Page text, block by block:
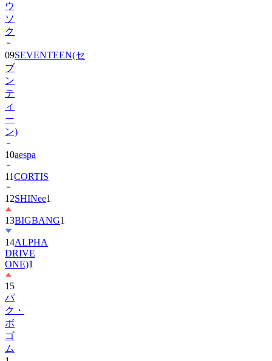
ウ
ソ
ク
09SEVENTEEN(セ
ブ
ン
テ
ィ
ー
ン)
10aespa
11CORTIS
12SHINee1
13BIGBANG1
14ALPHA
DRIVE
ONE)1
15
パ
ク・
ボ
ゴ
ム